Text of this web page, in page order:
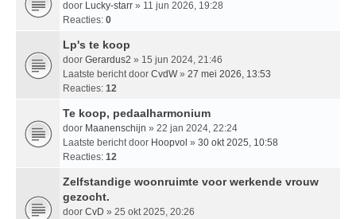
door Lucky-starr » 11 jun 2026, 19:28
Reacties: 0
Lp's te koop
door Gerardus2 » 15 jun 2024, 21:46
Laatste bericht door CvdW» 27 mei 2026, 13:53
Reacties: 12
Te koop, pedaalharmonium
door Maanenschijn » 22 jan 2024, 22:24
Laatste bericht door Hoopvol » 30 okt 2025, 10:58
Reacties: 12
Zelfstandige woonruimte voor werkende vrouw
gezocht.
door CvD » 25 okt 2025, 20:26